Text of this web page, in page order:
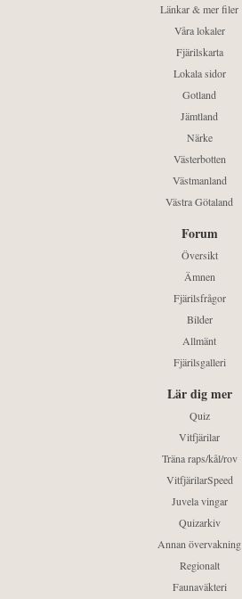
Länkar & mer filer
Våra lokaler
Fjärilskarta
Lokala sidor
Gotland
Jämtland
Närke
Västerbotten
Västmanland
Västra Götaland
Forum
Översikt
Ämnen
Fjärilsfrågor
Bilder
Allmänt
Fjärilsgalleri
Lär dig mer
Quiz
Vitfjärilar
Träna raps/kål/rov
VitfjärilarSpeed
Juvela vingar
Quizarkiv
Annan övervakning
Regionalt
Faunaväkteri